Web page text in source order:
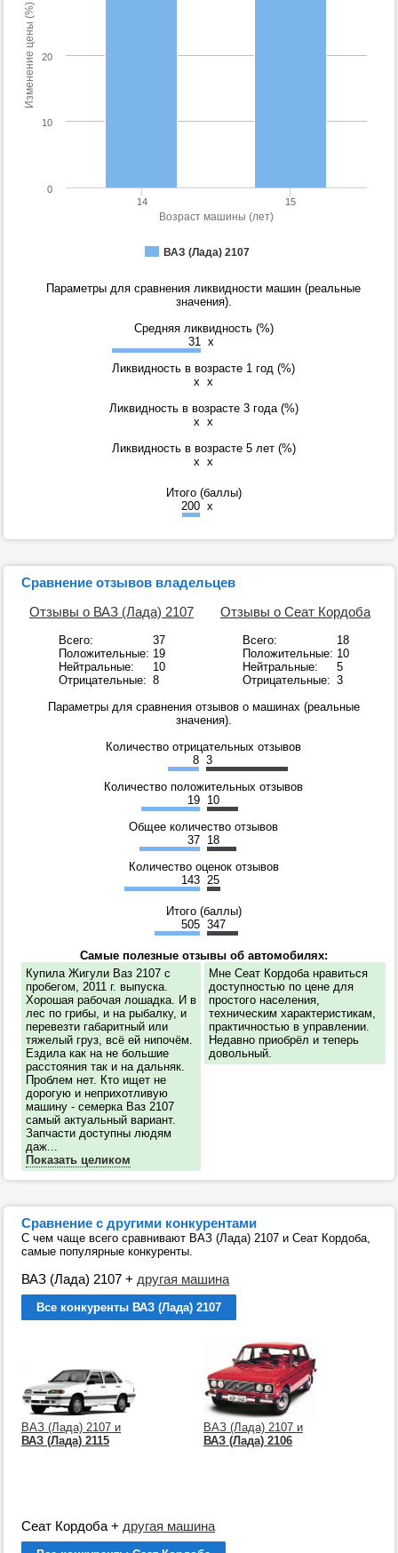
Возраст машины (лет)
Изменение цены (%)
ВАЗ (Лада) 2107
14 15
0
10
20
Параметры для сравнения ликвидности машин (реальные
значения).
Средняя ликвидность (%)
31 x
Ликвидность в возрасте 1 год (%)
x x
Ликвидность в возрасте 3 года (%)
x x
Ликвидность в возрасте 5 лет (%)
x x
Итого (баллы)
200 x
Сравнение отзывов владельцев
Отзывы о ВАЗ (Лада) 2107
Всего:
37
Положительные: 19
Нейтральные:
10
Отрицательные: 8
Отзывы о Сеат Кордоба
Всего:
18
Положительные: 10
Нейтральные:
5
Отрицательные: 3
Параметры для сравнения отзывов о машинах (реальные
значения).
Количество отрицательных отзывов
8 3
Количество положительных отзывов
19 10
Общее количество отзывов
37 18
Количество оценок отзывов
143 25
Итого (баллы)
505 347
Самые полезные отзывы об автомобилях:
Купила Жигули Ваз 2107 с
пробегом, 2011 г. выпуска.
Хорошая рабочая лошадка. И в
лес по грибы, и на рыбалку, и
перевезти габаритный или
тяжелый груз, всё ей нипочём.
Ездила как на не большие
расстояния так и на дальняк.
Проблем нет. Кто ищет не
дорогую и неприхотливую
машину - семерка Ваз 2107
самый актуальный вариант.
Запчасти доступны людям
даж...
Показать целиком
Мне Сеат Кордоба нравиться
доступностью по цене для
простого населения,
техническим характеристикам,
практичностью в управлении.
Недавно приобрёл и теперь
довольный.
Сравнение с другими конкурентами
С чем чаще всего сравнивают ВАЗ (Лада) 2107 и Сеат Кордоба,
самые популярные конкуренты.
ВАЗ (Лада) 2107 + другая машина
Все конкуренты ВАЗ (Лада) 2107
ВАЗ (Лада) 2107 и
ВАЗ (Лада) 2115
ВАЗ (Лада) 2107 и
ВАЗ (Лада) 2106
Сеат Кордоба + другая машина